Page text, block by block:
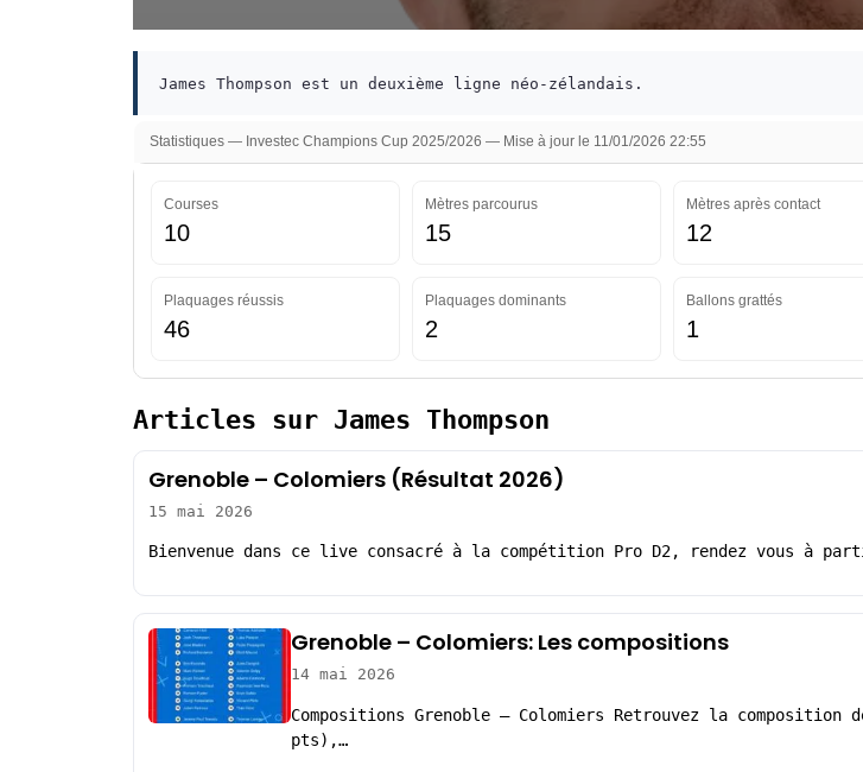
James Thompson est un deuxième ligne néo-zélandais.
Statistiques — Investec Champions Cup 2025/2026 — Mise à jour le 11/01/2026 22:55
Courses
10
Mètres parcourus
15
Mètres après contact
12
Plaquages réussis
46
Plaquages dominants
2
Ballons grattés
1
Articles sur James Thompson
Grenoble – Colomiers (Résultat 2026)
15 mai 2026
Bienvenue dans ce live consacré à la compétition Pro D2, rendez vous à
Grenoble – Colomiers: Les compositions
14 mai 2026
Compositions Grenoble – Colomiers Retrouvez la
pts),…